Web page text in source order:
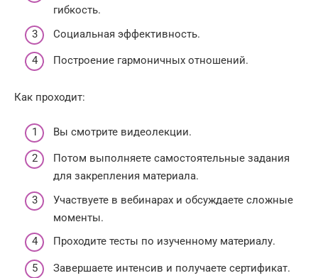
гибкость.
Социальная эффективность.
Построение гармоничных отношений.
Как проходит:
Вы смотрите видеолекции.
Потом выполняете самостоятельные задания
для закрепления материала.
Участвуете в вебинарах и обсуждаете сложные
моменты.
Проходите тесты по изученному материалу.
Завершаете интенсив и получаете сертификат.